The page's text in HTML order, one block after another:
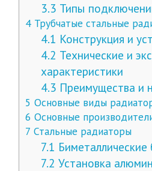
3.3 Типы
4Трубчатые стальные
4.1 Конструкция и
4.2 Технические и
характеристики
4.3 Преимущества и
5 Основные виды
6 Основные
7 Стальные радиаторы
7.1 Биметаллические
7.2 Установка